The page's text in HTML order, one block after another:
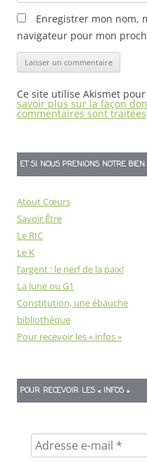
Enregistrer mon nom,
navigateur pour mon
Ce site utilise Akismet
savoir plus sur la façon
commentaires sont traitées
ET SI NOUS PRENIONS NOTRE
Atout Cœurs
Savoir Être
Le RIC
Le K
l’argent : le nerf de la paix!
La June ou G1
Constitution, une ébauche
bibliothéque
Pour recevoir les « infos »
POUR RECEVOIR LES « INFOS »